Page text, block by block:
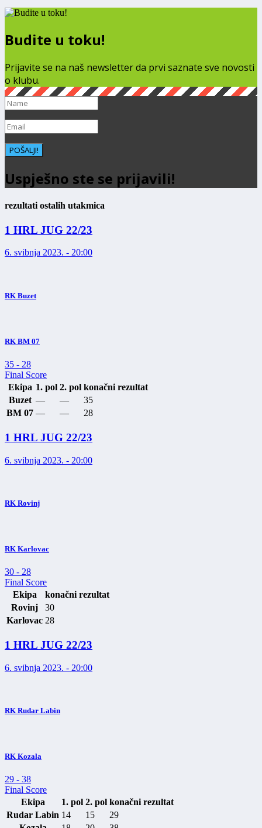
Budite u toku!
Prijavite se na naš newsletter da prvi saznate sve novosti
o klubu.
POŠALJI!
Uspješno ste se prijavili!
rezultati ostalih utakmica
1 HRL JUG 22/23
6. svibnja 2023. - 20:00
RK Buzet
RK BM 07
35 - 28
Final Score
Ekipa 1. pol 2. pol konačni rezultat
Buzet — —
35
BM 07 — — 28
1 HRL JUG 22/23
6. svibnja 2023. - 20:00
RK Rovinj
RK Karlovac
30 - 28
Final Score
Ekipa
konačni rezultat
Rovinj
30
Karlovac 28
1 HRL JUG 22/23
6. svibnja 2023. - 20:00
RK Rudar Labin
RK Kozala
29 - 38
Final Score
Ekipa
1. pol 2. pol konačni rezultat
Rudar Labin 14 15
29